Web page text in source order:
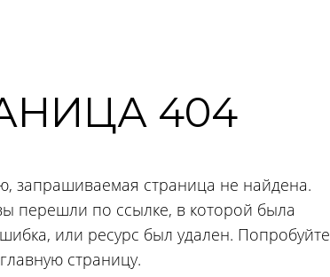
404
запрашиваемая страница не найдена.
перешли по ссылке, в которой была
или ресурс был удален. Попробуйте
страницу.